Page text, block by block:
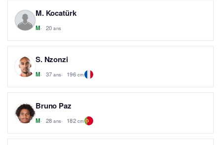
M. Kocatürk
M 20 ans
S. Nzonzi
M 37 ans 196 cm
Bruno Paz
M 28 ans 182 cm